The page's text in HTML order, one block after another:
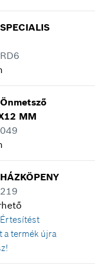
Ft*
árak ajánlott bruttó
árak
1
információ
használatra
látható
Ft*
árak ajánlott bruttó
árak
Kosárba teszem
SPECIALIS
3
10
információ
használatra
látható
Ft*
Önmetsző
MM
1
:11
információ
használatra
látható
HÁZKÖPENY
Értesítést
a termék újra